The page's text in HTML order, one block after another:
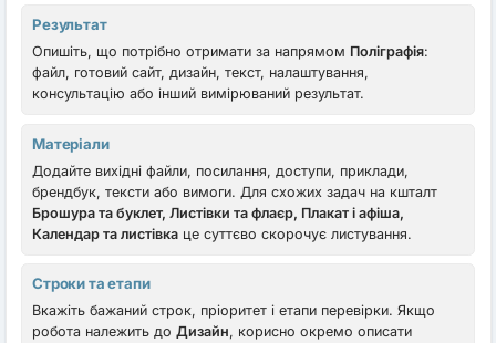
Результат
Опишіть, що потрібно отримати за напрямом Поліграфія:
файл, готовий сайт, дизайн, текст, налаштування,
консультацію або інший вимірюваний результат.
Матеріали
Додайте вихідні файли, посилання, доступи, приклади,
брендбук, тексти або вимоги. Для схожих задач на кшталт
Брошура та буклет, Листівки та флаєр, Плакат і афіша,
Календар та листівка це суттєво скорочує листування.
Строки та етапи
Вкажіть бажаний строк, пріоритет і етапи перевірки. Якщо
робота належить до Дизайн, корисно окремо описати